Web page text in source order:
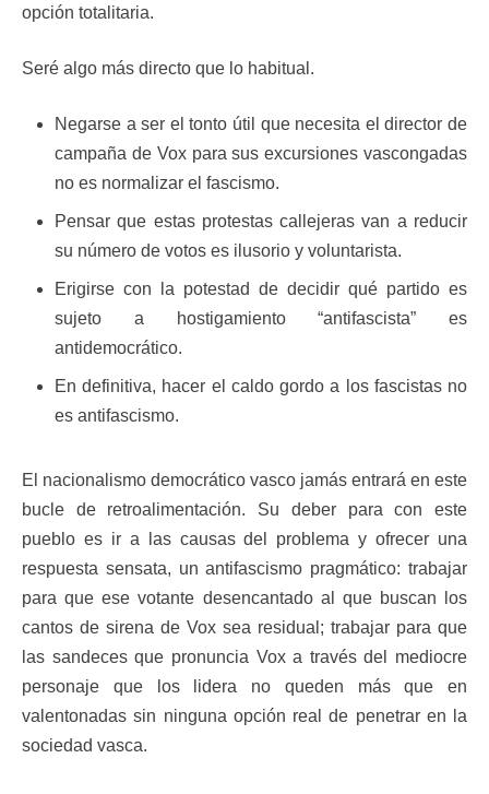
opción totalitaria.
Seré algo más directo que lo habitual.
Negarse a ser el tonto útil que necesita el director de
campaña de Vox para sus excursiones vascongadas
no es normalizar el fascismo.
Pensar que estas protestas callejeras van a reducir
su número de votos es ilusorio y voluntarista.
Erigirse con la potestad de decidir qué partido es
sujeto a hostigamiento “antifascista” es
antidemocrático.
En definitiva, hacer el caldo gordo a los fascistas no
es antifascismo.
El nacionalismo democrático vasco jamás entrará en este
bucle de retroalimentación. Su deber para con este
pueblo es ir a las causas del problema y ofrecer una
respuesta sensata, un antifascismo pragmático: trabajar
para que ese votante desencantado al que buscan los
cantos de sirena de Vox sea residual; trabajar para que
las sandeces que pronuncia Vox a través del mediocre
personaje que los lidera no queden más que en
valentonadas sin ninguna opción real de penetrar en la
sociedad vasca.